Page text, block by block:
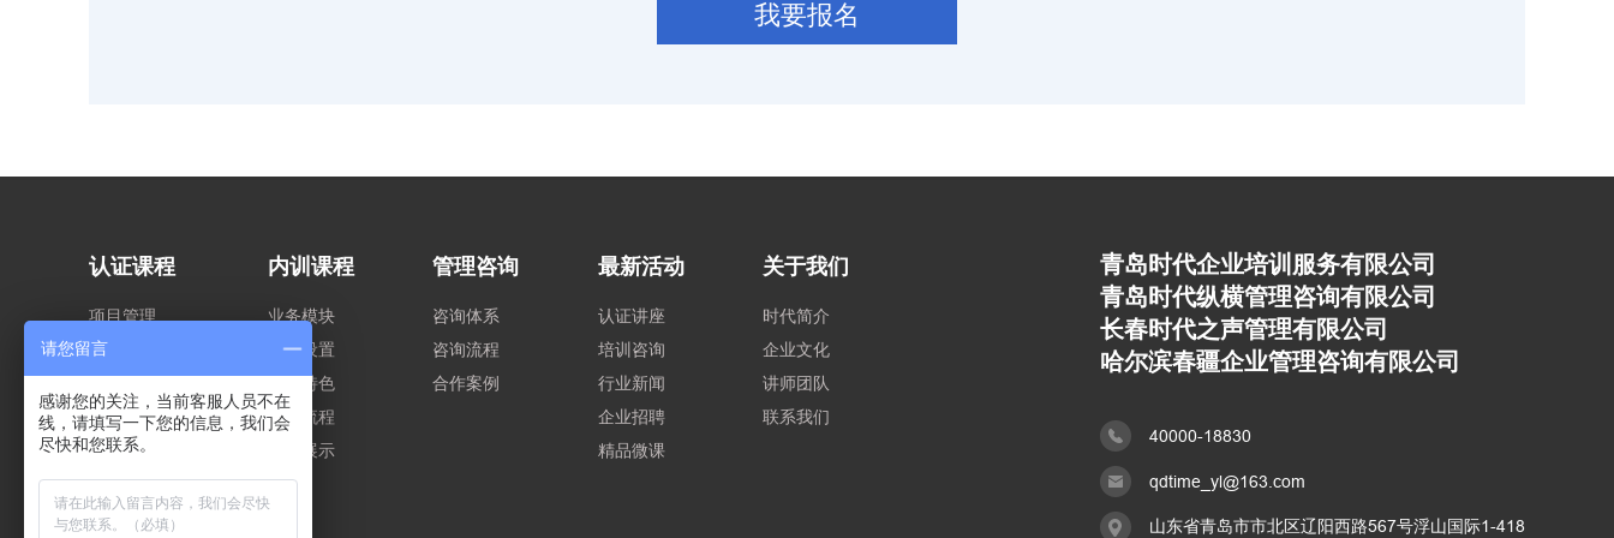
我要报名
认证课程
项目管理
产品营销
供应链管理
质量管理
人力资源管理
财务管理
内训课程
业务模块
课程设置
服务特色
内训流程
内训展示
管理咨询
咨询体系
咨询流程
合作案例
最新活动
认证讲座
培训咨询
行业新闻
企业招聘
精品微课
关于我们
时代简介
企业文化
讲师团队
联系我们
青岛时代企业培训服务有限公司
青岛时代纵横管理咨询有限公司
长春时代之声管理有限公司
哈尔滨春疆企业管理咨询有限公司
40000-18830
qdtime_yl@163.com
山东省青岛市市北区辽阳西路567号浮山国际1-418
请您留言
感谢您的关注，当前客服人员不在
线，请填写一下您的信息，我们会
尽快和您联系。